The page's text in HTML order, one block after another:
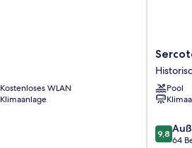
Kostenloses WLAN
Klimaanlage
Sercotel
Sevilla
Don
Luciano
Pool
9.8
von
9,8
64